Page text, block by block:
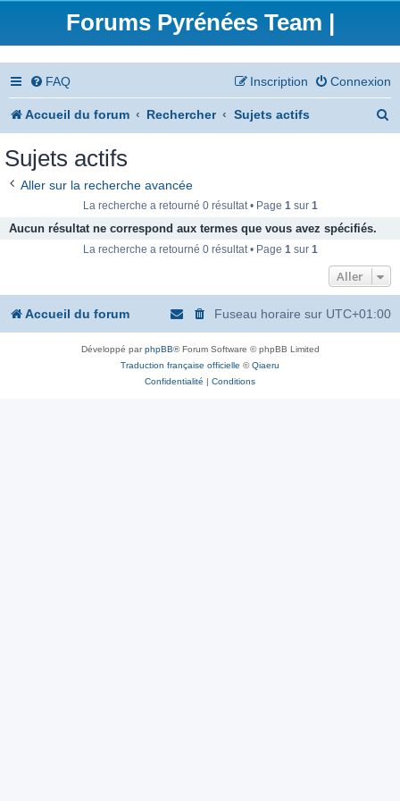
Forums Pyrénées Team |
FAQ Connexion
Inscription
Accueil du forum Rechercher Sujets actifs
e
Sujets actifs
Aller sur la recherche avancée
La recherche a retourné 0 résultat • Page 1sur 1
Aucun résultat ne correspond aux termes que vous avez spécifiés.
La recherche a retourné 0 résultat • Page 1sur 1
Aller
Accueil du forum Fuseau horaire sur UTC+01:00
Développé parphpBB® Forum Software © phpBB Limited
Traduction française officielle ©Qiaeru
Confidentialité | Conditions